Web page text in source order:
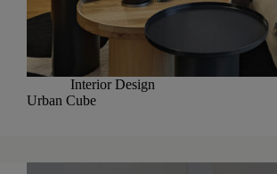
Interior Design
Urban Cube